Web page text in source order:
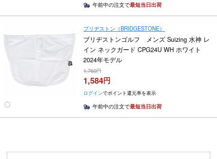
午前中の注文で最短当日出荷
ブリヂストン（BRIDGESTONE）
ブリヂストンゴルフ メンズ Suizing 水神 レ
イン ネックガード CPG24U WH ホワイト
2024年モデル
1,760
1,584
ログインでポイント還元率を表示
午前中の注文で最短当日出荷